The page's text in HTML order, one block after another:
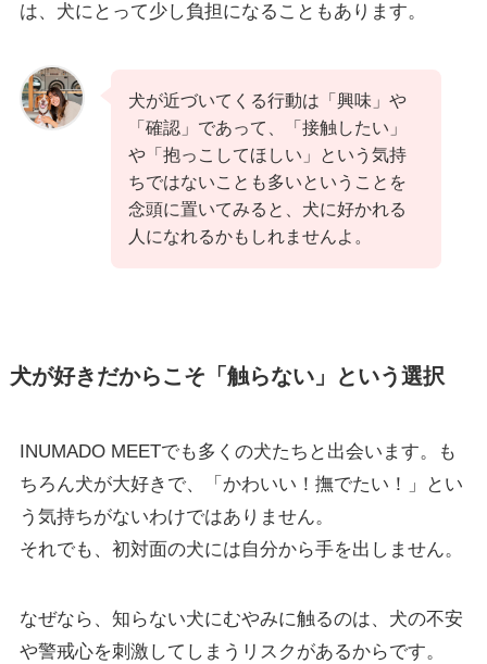
は、犬にとって少し負担になることもあります。
犬が近づいてくる行動は「興味」や
「確認」であって、「接触したい」
や「抱っこしてほしい」という気持
ちではないことも多いということを
念頭に置いてみると、犬に好かれる
人になれるかもしれませんよ。
犬が好きだからこそ「触らない」という選択
INUMADO MEETでも多くの犬たちと出会います。も
ちろん犬が大好きで、「かわいい！撫でたい！」とい
う気持ちがないわけではありません。
それでも、初対面の犬には自分から手を出しません。
なぜなら、知らない犬にむやみに触るのは、犬の不安
や警戒心を刺激してしまうリスクがあるからです。